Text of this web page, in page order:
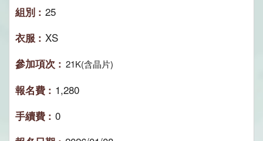
25
XS
21K(含晶片)
1,280
0